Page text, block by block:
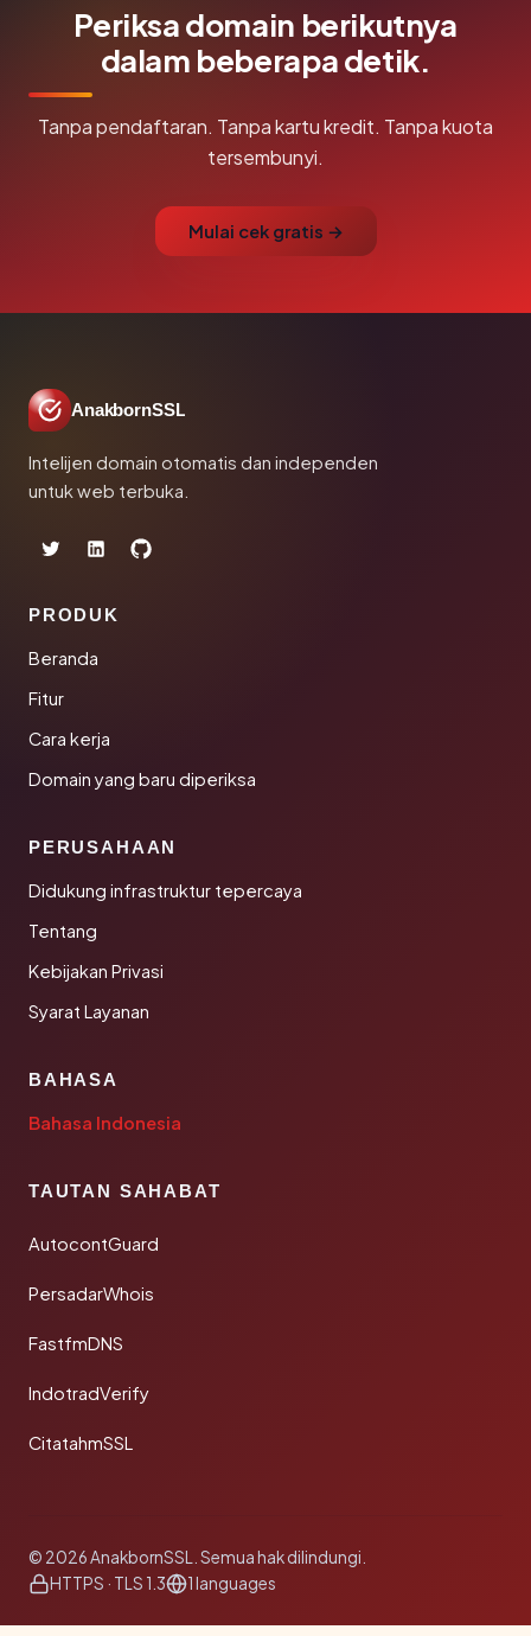
Periksa domain berikutnya
dalam beberapa detik.
Tanpa pendaftaran. Tanpa kartu kredit. Tanpa kuota
tersembunyi.
Mulai cek gratis →
AnakbornSSL
Intelijen domain otomatis dan independen
untuk web terbuka.
PRODUK
Beranda
Fitur
Cara kerja
Domain yang baru diperiksa
PERUSAHAAN
Didukung infrastruktur tepercaya
Tentang
Kebijakan Privasi
Syarat Layanan
BAHASA
Bahasa Indonesia
TAUTAN SAHABAT
AutocontGuard
PersadarWhois
FastfmDNS
IndotradVerify
CitatahmSSL
© 2026 AnakbornSSL. Semua hak dilindungi.
HTTPS · TLS 1.3
1 languages